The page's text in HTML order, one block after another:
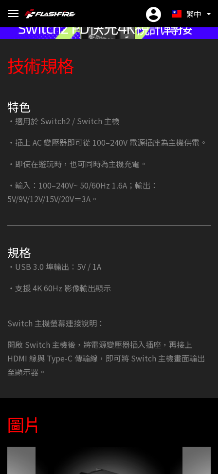
繁中
EN
FlashFire SharkpowerⅢ
Switch2 PD快充4K視訊轉接
PD 60W 快速充電
4K HDMI 高畫質輸出
USB 3.0 多設備充電
nsw1/2 全相容
全球電壓安全適用
小巧輕便 隨行首選
技術規格
特色
・適用於 Switch2 / Switch 主機
・插上 AC 變壓器即可從 100–240V 電源插座為主機供電。
・即使在遊玩時，也可同時為主機充電。
・輸入：100–240V~ 50/60Hz 1.6A；輸出：
5V/9V/12V/15V/20V＝3A。
規格
・USB 3.0 埠輸出：5V / 1A
・支援 4K 60Hz 影像輸出顯示
Switch 主機螢幕連接說明：
開啟 Switch 主機後，將電源變壓器插入插座，再接上
HDMI 線與 Type-C 傳輸線，即可將 Switch 主機畫面輸出
至顯示器。
圖片